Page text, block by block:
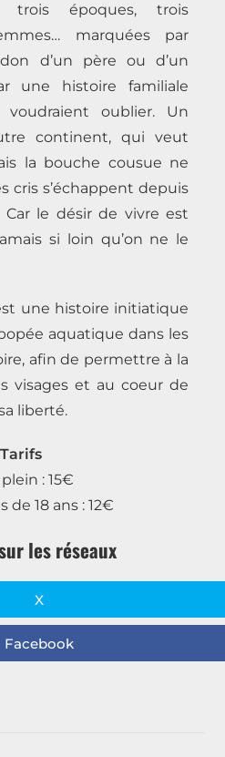
trois époques, trois
marquées par
d’un père ou d’un
une histoire familiale
voudraient oublier. Un
continent, qui veut
la bouche cousue ne
cris s’échappent depuis
Car le désir de vivre est
si loin qu’on ne le
une histoire initiatique
aquatique dans les
afin de permettre à la
visages et au coeur de
liberté.
Tarifs
: 15€
de 18 ans : 12€
les réseaux
X
Facebook